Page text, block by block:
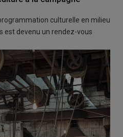
culturelle en milieu
est devenu un rendez-vous